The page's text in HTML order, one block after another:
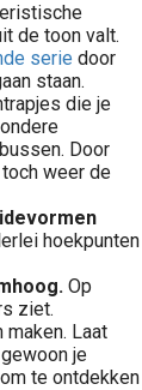
de toon valt.
serie door
staan.
die je
Door
weer de
hoekpunten
Op
ziet.
maken. Laat
je
te ontdekken